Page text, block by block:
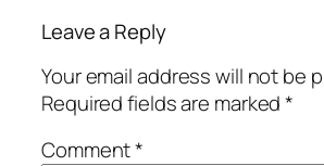
Leave a Reply
Your email address will not be
Required fields are marked*
Comment*